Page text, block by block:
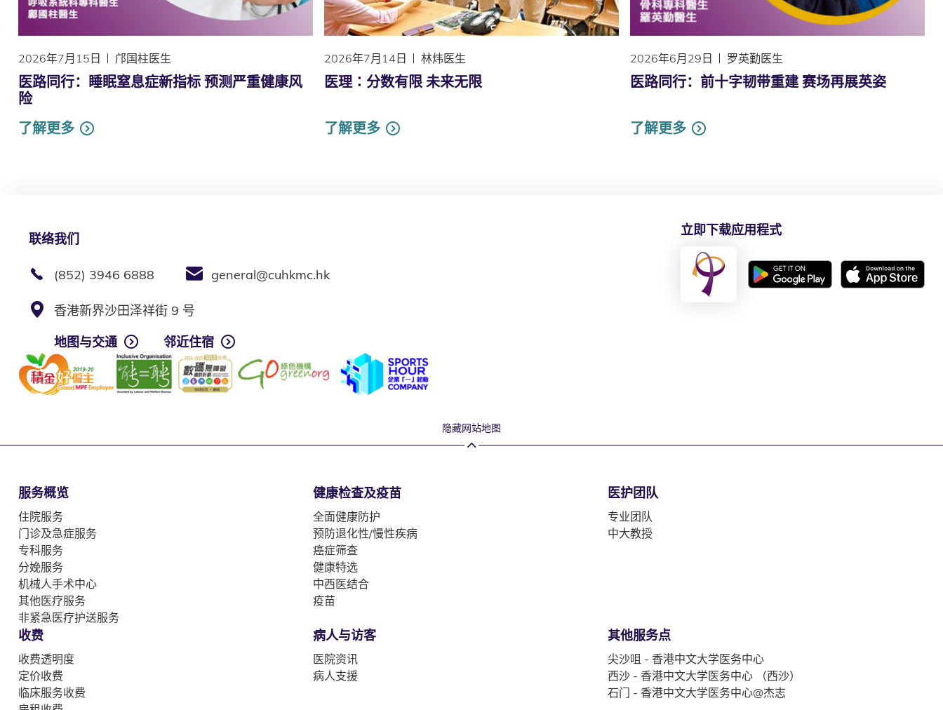
2026年7月15日 邝国柱医生
医路同行：睡眠窒息症新指标 预测严重健康风
险
了解更多
2026年7月14日 林炜医生
医理∶分数有限 未来无限
了解更多
2026年6月29日 罗英勤医生
医路同行：前十字韧带重建 赛场再展英姿
了解更多
联络我们
(852) 3946 6888 general@cuhkmc.hk
香港新界沙田泽祥街 9 号
地图与交通
邻近住宿
立即下载应用程式
隐藏网站地图
服务概览
住院服务
门诊及急症服务
专科服务
分娩服务
机械人手术中心
其他医疗服务
非紧急医疗护送服务
健康检查及疫苗
全面健康防护
预防退化性/慢性疾病
癌症筛查
健康特选
中西医结合
疫苗
医护团队
专业团队
中大教授
收费
收费透明度
定价收费
临床服务收费
病人与访客
医院资讯
病人支援
其他服务点
尖沙咀 - 香港中文大学医务中心
西沙 - 香港中文大学医务中心 （西沙）
石门 - 香港中文大学医务中心@杰志